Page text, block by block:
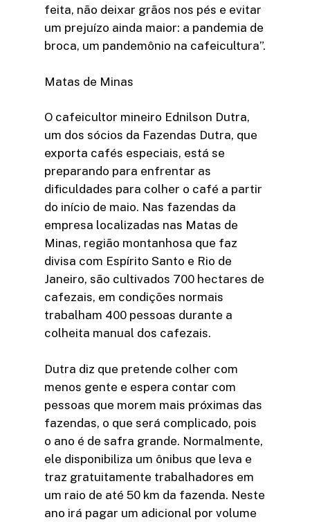
feita, não deixar grãos nos pés e evitar
um prejuízo ainda maior: a pandemia de
broca, um pandemônio na cafeicultura”.
Matas de Minas
O cafeicultor mineiro Ednilson Dutra,
um dos sócios da Fazendas Dutra, que
exporta cafés especiais, está se
preparando para enfrentar as
dificuldades para colher o café a partir
do início de maio. Nas fazendas da
empresa localizadas nas Matas de
Minas, região montanhosa que faz
divisa com Espírito Santo e Rio de
Janeiro, são cultivados 700 hectares de
cafezais, em condições normais
trabalham 400 pessoas durante a
colheita manual dos cafezais.
Dutra diz que pretende colher com
menos gente e espera contar com
pessoas que morem mais próximas das
fazendas, o que será complicado, pois
o ano é de safra grande. Normalmente,
ele disponibiliza um ônibus que leva e
traz gratuitamente trabalhadores em
um raio de até 50 km da fazenda. Neste
ano irá pagar um adicional por volume